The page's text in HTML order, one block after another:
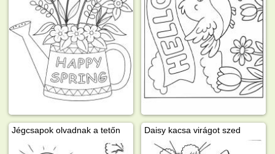
Jégcsapok olvadnak a tetőn Daisy kacsa virágot szed